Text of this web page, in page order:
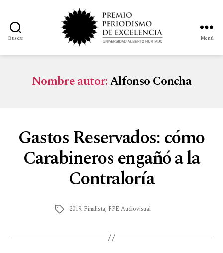
Buscar Menú
Nombre autor:Alfonso Concha
Gastos Reservados: cómo
Carabineros engañó a la
Contraloría
2019, Finalista, PPE Audiovisual